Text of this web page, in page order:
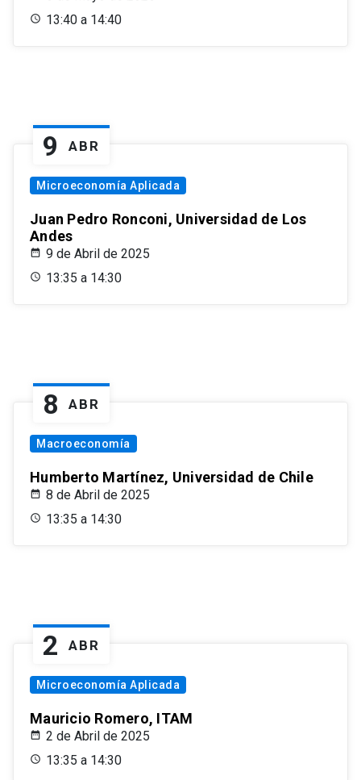
13:40 a 14:40
9 ABR
Microeconomía Aplicada
Juan Pedro Ronconi, Universidad de Los
Andes
9 de Abril de 2025
13:35 a 14:30
8 ABR
Macroeconomía
Humberto Martínez, Universidad de Chile
8 de Abril de 2025
13:35 a 14:30
2 ABR
Microeconomía Aplicada
Mauricio Romero, ITAM
2 de Abril de 2025
13:35 a 14:30